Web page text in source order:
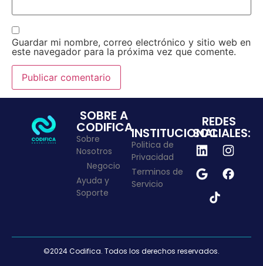
Guardar mi nombre, correo electrónico y sitio web en
este navegador para la próxima vez que comente.
SOBRE A
CODIFICA
Sobre
Nosotros
Negocio
Ayuda y
Soporte
INSTITUCIONAL
Politica de
Privacidad
Terminos de
Servicio
REDES
SOCIALES:
©2024 Codifica. Todos los derechos reservados.